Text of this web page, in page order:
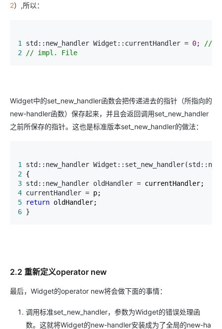
2）,所以：
1 std::new_handler Widget::currentHandler = 0;
//
2
// impl. File
Widget中的set_new_handler函数会把传递进去的指针（所指向的
new-handler函数）保存起来，并且会返回调用set_new_handler
之前所保存的指针。这也是标准版本set_new_handler的做法：
1
std::new_handler
2
3 std::new_handler oldHandler =
4 currentHandler =
5
return
6 }
2.2 重新定义operator new
最后，Widget的operator new将会做下面的事情：
调用标准set_new_handler，参数为Widget的错误处理函
数。这就将Widget的new-handler安装成为了全局的new-ha